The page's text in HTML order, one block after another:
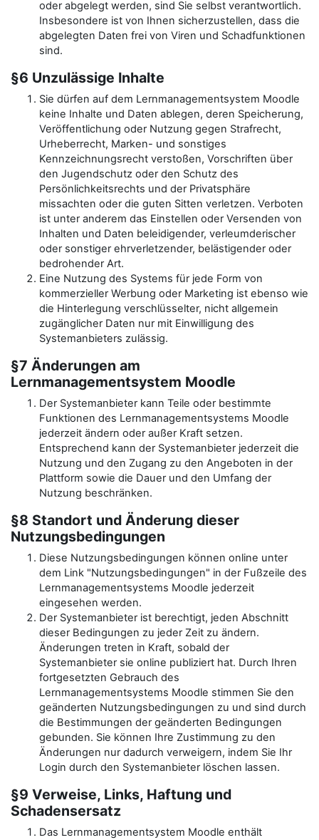
oder abgelegt werden, sind Sie selbst verantwortlich.
Insbesondere ist von Ihnen sicherzustellen, dass die
abgelegten Daten frei von Viren und Schadfunktionen
sind.
§6 Unzulässige Inhalte
Sie dürfen auf dem Lernmanagementsystem Moodle
keine Inhalte und Daten ablegen, deren Speicherung,
Veröffentlichung oder Nutzung gegen Strafrecht,
Urheberrecht, Marken- und sonstiges
Kennzeichnungsrecht verstoßen, Vorschriften über
den Jugendschutz oder den Schutz des
Persönlichkeitsrechts und der Privatsphäre
missachten oder die guten Sitten verletzen. Verboten
ist unter anderem das Einstellen oder Versenden von
Inhalten und Daten beleidigender, verleumderischer
oder sonstiger ehrverletzender, belästigender oder
bedrohender Art.
Eine Nutzung des Systems für jede Form von
kommerzieller Werbung oder Marketing ist ebenso wie
die Hinterlegung verschlüsselter, nicht allgemein
zugänglicher Daten nur mit Einwilligung des
Systemanbieters zulässig.
§7 Änderungen am
Lernmanagementsystem Moodle
Der Systemanbieter kann Teile oder bestimmte
Funktionen des Lernmanagementsystems Moodle
jederzeit ändern oder außer Kraft setzen.
Entsprechend kann der Systemanbieter jederzeit die
Nutzung und den Zugang zu den Angeboten in der
Plattform sowie die Dauer und den Umfang der
Nutzung beschränken.
§8 Standort und Änderung dieser
Nutzungsbedingungen
Diese Nutzungsbedingungen können online unter
dem Link "Nutzungsbedingungen" in der Fußzeile des
Lernmanagementsystems Moodle jederzeit
eingesehen werden.
Der Systemanbieter ist berechtigt, jeden Abschnitt
dieser Bedingungen zu jeder Zeit zu ändern.
Änderungen treten in Kraft, sobald der
Systemanbieter sie online publiziert hat. Durch Ihren
fortgesetzten Gebrauch des
Lernmanagementsystems Moodle stimmen Sie den
geänderten Nutzungsbedingungen zu und sind durch
die Bestimmungen der geänderten Bedingungen
gebunden. Sie können Ihre Zustimmung zu den
Änderungen nur dadurch verweigern, indem Sie Ihr
Login durch den Systemanbieter löschen lassen.
§9 Verweise, Links, Haftung und
Schadensersatz
Das Lernmanagementsystem Moodle enthält